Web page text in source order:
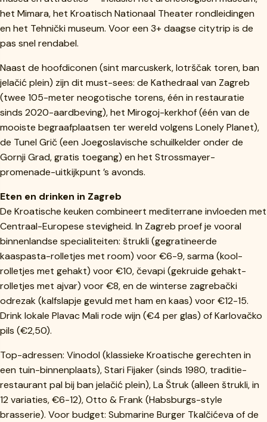
het Mimara, het Kroatisch Nationaal Theater rondleidingen
en het Tehnički museum. Voor een 3+ daagse citytrip is de
pas snel rendabel.
Naast de hoofdiconen (sint marcuskerk, lotrščak toren, ban
jelačić plein) zijn dit must-sees: de Kathedraal van Zagreb
(twee 105-meter neogotische torens, één in restauratie
sinds 2020-aardbeving), het Mirogoj-kerkhof (één van de
mooiste begraafplaatsen ter wereld volgens Lonely Planet),
de Tunel Grič (een Joegoslavische schuilkelder onder de
Gornji Grad, gratis toegang) en het Strossmayer-
promenade-uitkijkpunt ’s avonds.
Eten en drinken in Zagreb
De Kroatische keuken combineert mediterrane invloeden met
Centraal-Europese stevigheid. In Zagreb proef je vooral
binnenlandse specialiteiten: štrukli (gegratineerde
kaaspasta-rolletjes met room) voor €6-9, sarma (kool-
rolletjes met gehakt) voor €10, čevapi (gekruide gehakt-
rolletjes met ajvar) voor €8, en de winterse zagrebački
odrezak (kalfslapje gevuld met ham en kaas) voor €12-15.
Drink lokale Plavac Mali rode wijn (€4 per glas) of Karlovačko
pils (€2,50).
Top-adressen: Vinodol (klassieke Kroatische gerechten in
een tuin-binnenplaats), Stari Fijaker (sinds 1980, traditie-
restaurant pal bij ban jelačić plein), La Štruk (alleen štrukli, in
12 variaties, €6-12), Otto & Frank (Habsburgs-style
brasserie). Voor budget: Submarine Burger Tkalčićeva of de